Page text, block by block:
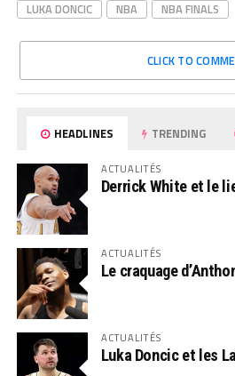
LUKA DONCIC
NBA NBA FINALS
CLICK TO
HEADLINES TRENDING
ACTUALITÉS
Derrick White et le
ACTUALITÉS
Le craquage
ACTUALITÉS
Luka Doncic et les